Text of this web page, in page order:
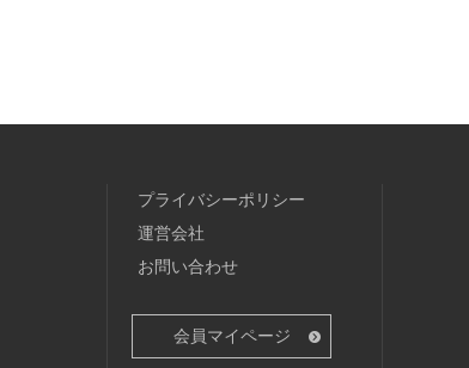
プライバシーポリシー
運営会社
お問い合わせ
会員マイページ